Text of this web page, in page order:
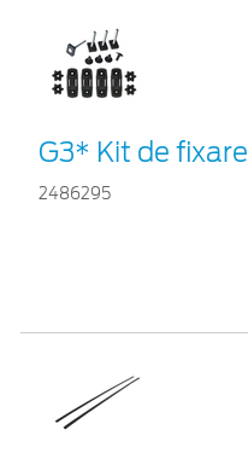
G3* Kit de fixare
2486295